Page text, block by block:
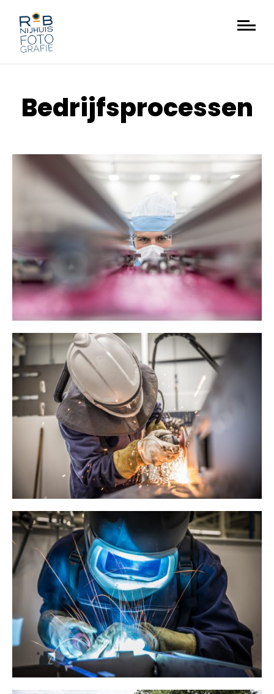
Bedrijfsprocessen